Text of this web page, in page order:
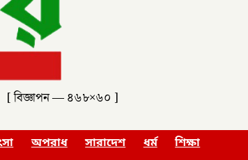
[ বিজ্ঞাপন — ৪৬৮×৬০ ]
অপরাধ সারাদেশ ধর্ম শিক্ষা